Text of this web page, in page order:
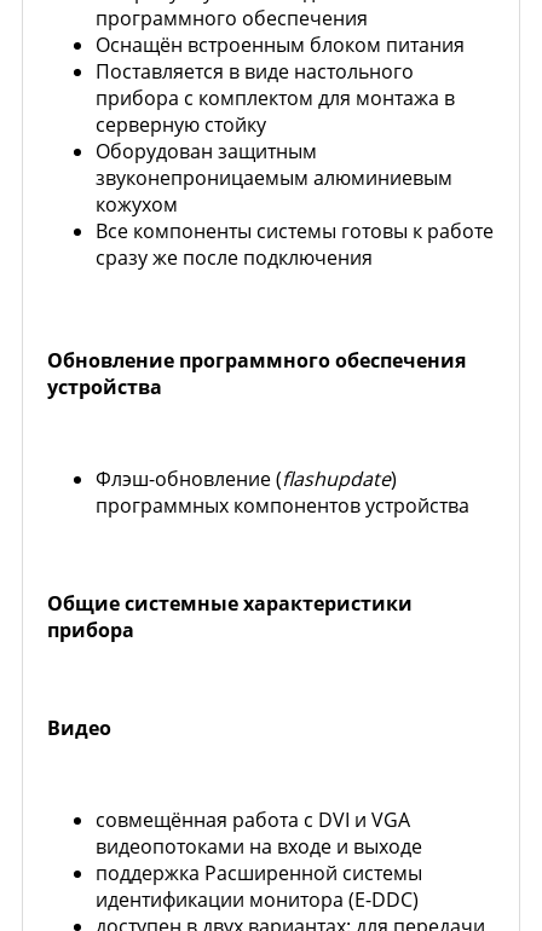
программного обеспечения
Оснащён встроенным блоком питания
Поставляется в виде настольного
прибора с комплектом для монтажа в
серверную стойку
Оборудован защитным
звуконепроницаемым алюминиевым
кожухом
Все компоненты системы готовы к работе
сразу же после подключения
Обновление программного обеспечения
устройства
Флэш-обновление (flashupdate)
программных компонентов устройства
Общие системные характеристики
прибора
Видео
совмещённая работа с DVI и VGA
видеопотоками на входе и выходе
поддержка Расширенной системы
идентификации монитора (E-DDC)